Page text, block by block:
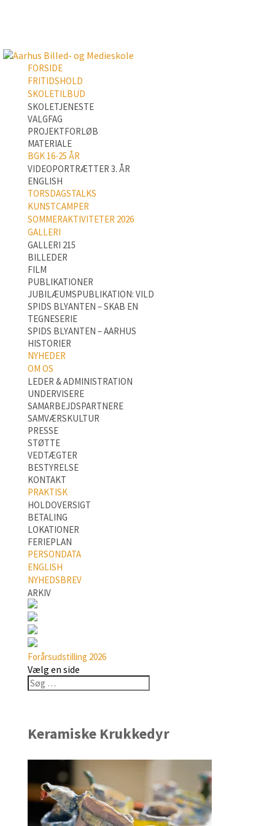
FORSIDE
FRITIDSHOLD
SKOLETILBUD
SKOLETJENESTE
VALGFAG
PROJEKTFORLØB
MATERIALE
BGK 16-25 ÅR
VIDEOPORTRÆTTER 3. ÅR
ENGLISH
TORSDAGSTALKS
KUNSTCAMPER
SOMMERAKTIVITETER 2026
GALLERI
GALLERI 215
BILLEDER
FILM
PUBLIKATIONER
JUBILÆUMSPUBLIKATION: VILD
SPIDS BLYANTEN – SKAB EN
TEGNESERIE
SPIDS BLYANTEN – AARHUS
HISTORIER
NYHEDER
OM OS
LEDER & ADMINISTRATION
UNDERVISERE
SAMARBEJDSPARTNERE
SAMVÆRSKULTUR
PRESSE
STØTTE
VEDTÆGTER
BESTYRELSE
KONTAKT
PRAKTISK
HOLDOVERSIGT
BETALING
LOKATIONER
FERIEPLAN
PERSONDATA
ENGLISH
NYHEDSBREV
ARKIV
Forårsudstilling 2026
Vælg en side
Keramiske Krukkedyr